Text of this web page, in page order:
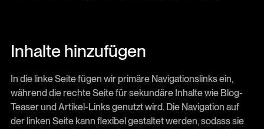
Inhalte hinzufügen
In die linke Seite fügen wir primäre Navigationslinks ein,
während die rechte Seite für sekundäre Inhalte wie Blog-
Teaser und Artikel-Links genutzt wird. Die Navigation auf
der linken Seite kann flexibel gestaltet werden, sodass sie